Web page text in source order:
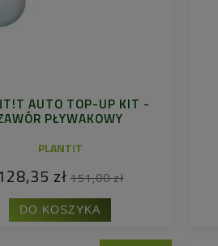
AUTO TOP-UP KIT -
PŁYWAKOWY
PLANT!T
zł 151,00 zł
DO KOSZYKA